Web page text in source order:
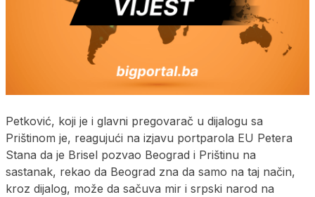
Petković, koji je i glavni pregovarač u dijalogu sa
Prištinom je, reagujući na izjavu portparola EU Petera
Stana da je Brisel pozvao Beograd i Prištinu na
sastanak, rekao da Beograd zna da samo na taj način,
kroz dijalog, može da sačuva mir i srpski narod na